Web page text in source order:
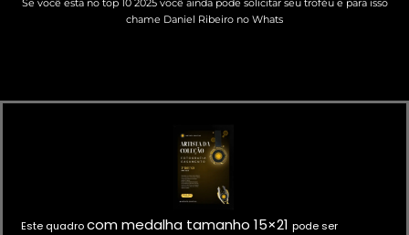
Se você esta no top 10 2025 você ainda pode solicitar seu troféu e para isso
chame Daniel Ribeiro no Whats
Este quadrocom medalha tamanho 15×21 pode ser